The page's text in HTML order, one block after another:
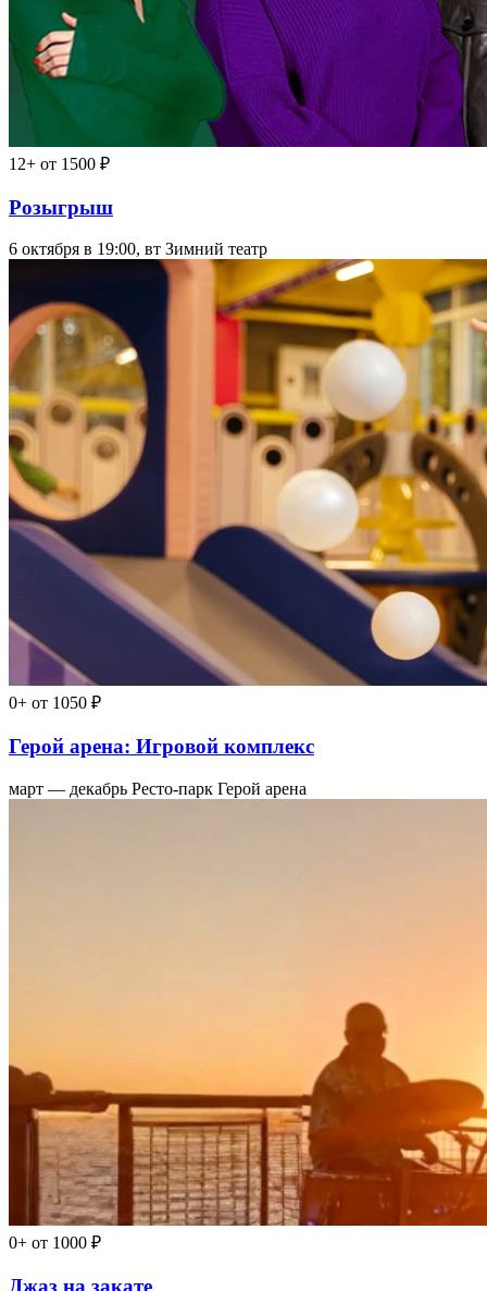
12+ от 1500 ₽
Розыгрыш
6 октября в 19:00, вт Зимний театр
0+ от 1050 ₽
Герой арена: Игровой комплекс
март — декабрь Ресто-парк Герой арена
0+ от 1000 ₽
Джаз на закате